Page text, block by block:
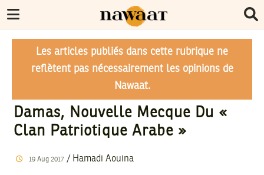
Les articles publiés dans cette rubrique ne
reflètent pas nécessairement les opinions de
Nawaat.
Damas, Nouvelle Mecque Du «
Clan Patriotique Arabe »
19 Aug 2017/ Hamadi Aouina